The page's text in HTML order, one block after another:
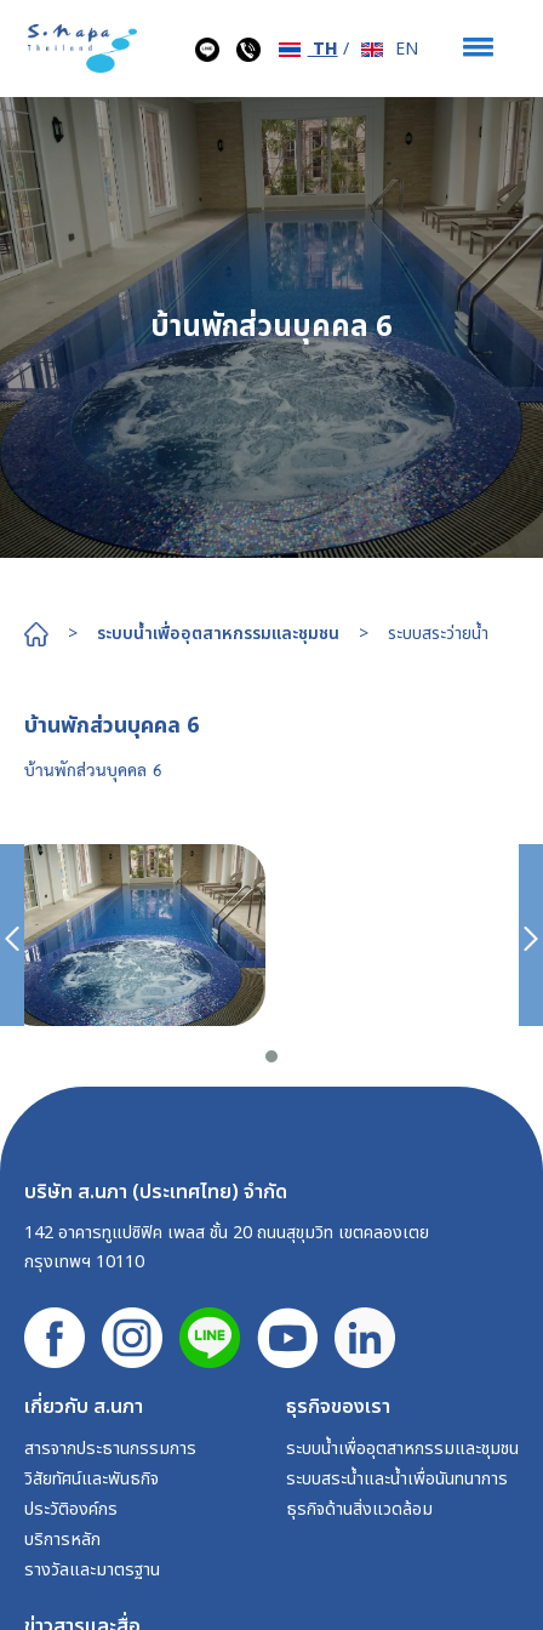
TH / EN
บ้านพักส่วนบุคคล 6
> ระบบน้ำเพื่ออุตสาหกรรมและชุมชน > ระบบสระว่ายน้ำ
บ้านพักส่วนบุคคล 6
บ้านพักส่วนบุคคล 6
บริษัท ส.นภา (ประเทศไทย) จำกัด
142 อาคารทูแปซิฟิค เพลส ชั้น 20 ถนนสุขุมวิท เขตคลองเตย
กรุงเทพฯ 10110
เกี่ยวกับ ส.นภา
สารจากประธานกรรมการ
วิสัยทัศน์และพันธกิจ
ประวัติองค์กร
บริการหลัก
รางวัลและมาตรฐาน
ธุรกิจของเรา
ระบบน้ำเพื่ออุตสาหกรรมและชุมชน
ระบบสระน้ำและน้ำเพื่อนันทนาการ
ธุรกิจด้านสิ่งแวดล้อม